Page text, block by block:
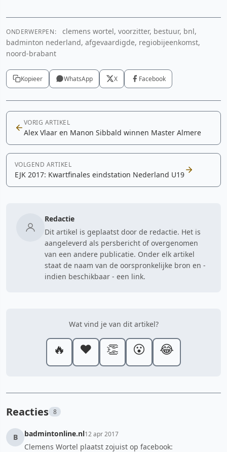
ONDERWERPEN:
clemens wortel, voorzitter, bestuur, bnl,
badminton nederland, afgevaardigde, regiobijeenkomst,
noord-brabant
Kopieer WhatsApp X Facebook
VORIG ARTIKEL
Alex Vlaar en Manon Sibbald winnen Master Almere
VOLGEND ARTIKEL
EJK 2017: Kwartfinales eindstation Nederland U19
Redactie
Dit artikel is geplaatst door de redactie. Het is
aangeleverd als persbericht of overgenomen
van een andere publicatie. Onder elk artikel
staat de naam van de oorspronkelijke bron en -
indien beschikbaar - een link.
Wat vind je van dit artikel?
🔥 ❤️ 👏 😮 😂
Reacties 8
B badmintonline.nl12 apr 2017
Clemens Wortel plaatst zojuist op facebook: